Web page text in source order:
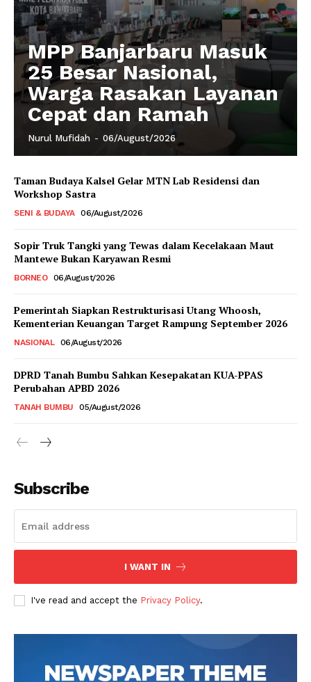
MPP Banjarbaru Masuk
25 Besar Nasional,
Warga Rasakan Layanan
Cepat dan Ramah
Nurul Mufidah - 06/August/2026
Taman Budaya Kalsel Gelar MTN Lab Residensi dan
Workshop Sastra
SENI & BUDAYA 06/August/2026
Sopir Truk Tangki yang Tewas dalam Kecelakaan Maut
Mantewe Bukan Karyawan Resmi
BORNEO 06/August/2026
Pemerintah Siapkan Restrukturisasi Utang Whoosh,
Kementerian Keuangan Target Rampung September 2026
NASIONAL 06/August/2026
DPRD Tanah Bumbu Sahkan Kesepakatan KUA-PPAS
Perubahan APBD 2026
TANAH BUMBU 05/August/2026
Subscribe
I WANT IN
I've read and accept the Privacy Policy.